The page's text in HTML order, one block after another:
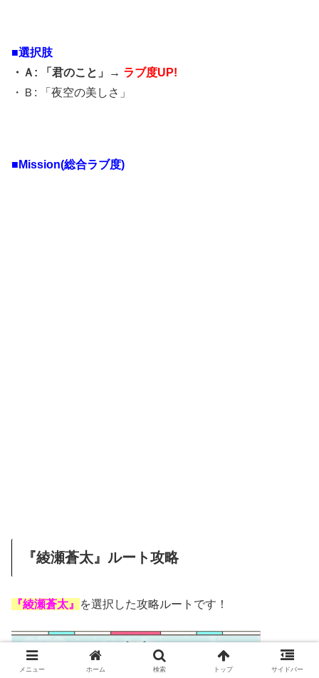
■選択肢
・Ａ: 「君のこと」→ ラブ度UP!
・Ｂ: 「夜空の美しさ」
■Mission(総合ラブ度)
『綾瀬蒼太』ルート攻略
『綾瀬蒼太』 を選択した攻略ルートです！
メニュー ホーム 検索 トップ サイドバー